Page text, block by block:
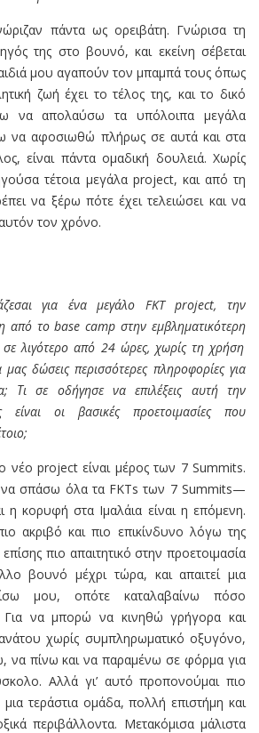
πάντα ως ορειβάτη. Γνώρισα τη
της στο βουνό, και εκείνη σέβεται
μου αγαπούν τον μπαμπά τους όπως
ζωή έχει το τέλος της, και το δικό
να απολαύσω τα υπόλοιπα μεγάλα
να αφοσιωθώ πλήρως σε αυτά και στα
είναι πάντα ομαδική δουλειά. Χωρίς
τέτοια μεγάλα project, και από τη
να ξέρω πότε έχει τελειώσει και να
τον χρόνο.
για ένα μεγάλο FKT project, την
από τοbase camp στην εμβληματικότερη
σε λιγότερο από 24 ώρες, χωρίς τη χρήση
δώσεις περισσότερες πληροφορίες για
Τι σε οδήγησε να επιλέξεις αυτή την
είναι οι βασικές προετοιμασίες που
νέο project είναι μέρος των 7 Summits.
να σπάσω όλα τα FKTs των 7 Summits—
η κορυφή στα Ιμαλάια είναι η επόμενη.
ακριβό και πιο επικίνδυνο λόγω της
πιο απαιτητικό στην προετοιμασία
βουνό μέχρι τώρα, και απαιτεί μια
μου, οπότε καταλαβαίνω πόσο
Για να μπορώ να κινηθώ γρήγορα και
χωρίς συμπληρωματικό οξυγόνο,
να πίνω και να παραμένω σε φόρμα για
Αλλά γι’ αυτό προπονούμαι πιο
τεράστια ομάδα, πολλή επιστήμη και
περιβάλλοντα. Μετακόμισα μάλιστα